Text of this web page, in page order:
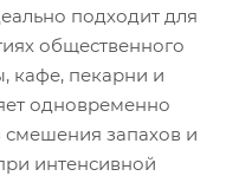
подходит для
общественного
кафе, пекарни и
одновременно
смешения запахов и
интенсивной